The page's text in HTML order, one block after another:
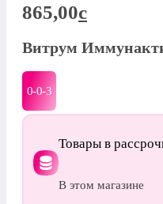
865,00c
Витрум
0-0-3
Товары в
В этом магазине